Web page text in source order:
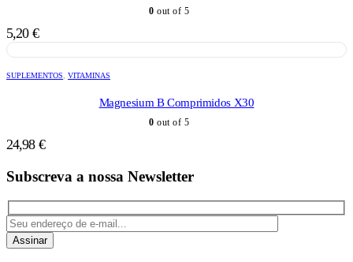
0 out of 5
5,20 €
SUPLEMENTOS VITAMINAS
Magnesium B Comprimidos X30
0 out of 5
24,98 €
Subscreva a nossa Newsletter
Assinar